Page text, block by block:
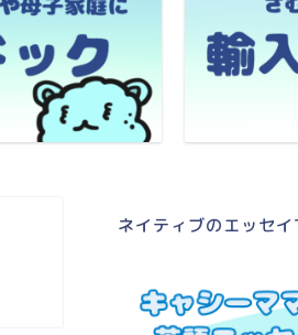
ネイティブのエッセ